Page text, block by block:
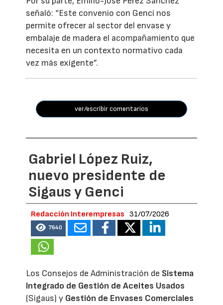
señaló: “Este convenio con Genci nos
permite ofrecer al sector del envase y
embalaje de madera el acompañamiento que
necesita en un contexto normativo cada
vez más exigente”.
ver/escribir comentarios
Gabriel López Ruiz,
nuevo presidente de
Sigaus y Genci
Redacción Interempresas 31/07/2026
7640
Los Consejos de Administración de Sistema
Integrado de Gestión de Aceites Usados
(Sigaus) y Gestión de Envases Comerciales